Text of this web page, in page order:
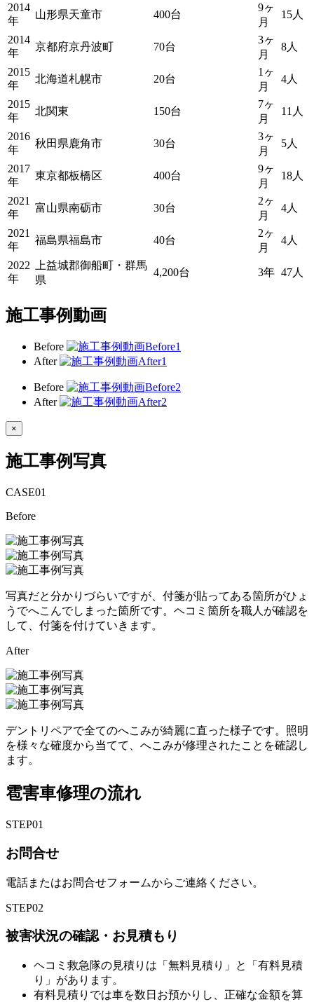
2014
年
山形県天童市 400台
9ヶ
月
15人
2014
年
京都府京丹波町 70台
3ヶ
月
8人
2015
年
北海道札幌市 20台
1ヶ
月
4人
2015
年
北関東 150台
7ヶ
月
11人
2016
年
秋田県鹿角市 30台
3ヶ
月
5人
2017
年
東京都板橋区 400台
9ヶ
月
18人
2021
年
富山県南砺市 30台
2ヶ
月
4人
2021
年
福島県福島市 40台
2ヶ
月
4人
2022
年
上益城郡御船町・群馬
県
4,200台 3年 47人
施工事例動画
Before
After
Before
After
×
施工事例写真
CASE01
Before
写真だと分かりづらいですが、付箋が貼ってある箇所がひょ
うでへこんでしまった箇所です。ヘコミ箇所を職人が確認を
して、付箋を付けていきます。
After
デントリペアで全てのへこみが綺麗に直った様子です。照明
を様々な確度から当てて、へこみが修理されたことを確認し
ます。
雹害車修理の流れ
STEP01
お問合せ
電話またはお問合せフォームからご連絡ください。
STEP02
被害状況の確認・お見積もり
ヘコミ救急隊の見積りは「無料見積り」と「有料見積
り」があります。
有料見積りでは車を数日お預かりし、正確な金額を算